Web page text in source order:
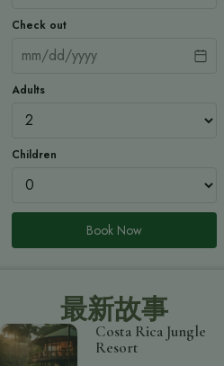
Check out
Adults
Children
Book Now
最新故事
Costa Rica Jungle
Resort